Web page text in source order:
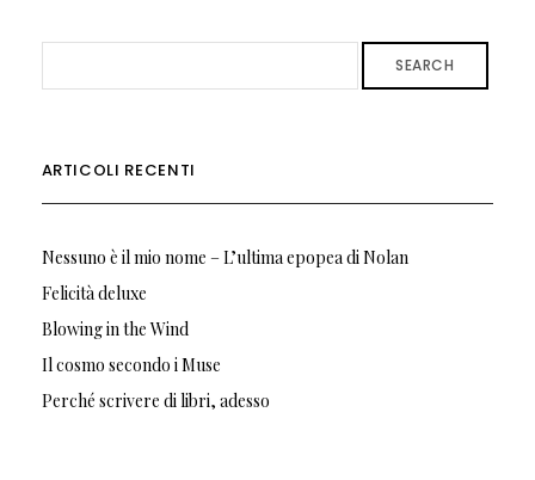
SEARCH
ARTICOLI RECENTI
Nessuno è il mio nome – L’ultima epopea di Nolan
Felicità deluxe
Blowing in the Wind
Il cosmo secondo i Muse
Perché scrivere di libri, adesso